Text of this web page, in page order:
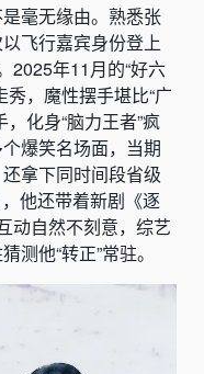
毫无缘由。熟悉张
飞行嘉宾身份登上
2025年11月的“好六
，魔性摆手堪比“广
化身“脑力王者”疯
爆笑名场面，当期
拿下同时间段省级
他还带着新剧《逐
动自然不刻意，综艺
测他“转正”常驻。